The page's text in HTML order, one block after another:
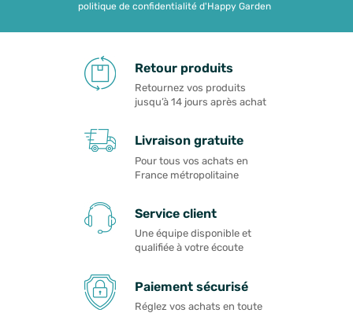
politique de confidentialité d'Happy Garden
Retour produits
Retournez vos produits
jusqu’à 14 jours après achat
Livraison gratuite
Pour tous vos achats en
France métropolitaine
Service client
Une équipe disponible et
qualifiée à votre écoute
Paiement sécurisé
Réglez vos achats en toute